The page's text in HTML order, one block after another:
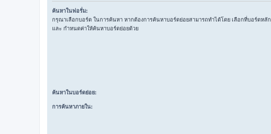
ค้นหาในฟอรั่ม:
กรุณาเลือกบอร์ด ในการค้นหา หากต้องการค้นหาบอร์ดย่อยสามารถทำได้โดย เลือกที่บอร์ดหลัก
และ กำหนดค่าให้ค้นหาบอร์ดย่อยด้วย
ค้นหาในบอร์ดย่อย:
การค้นหาภายใน: